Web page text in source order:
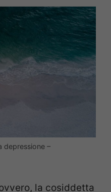
depressione –
la cosiddetta